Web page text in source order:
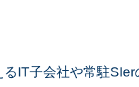
IT子会社や常駐